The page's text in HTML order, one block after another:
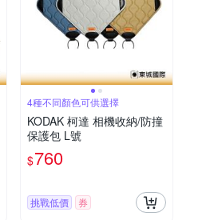
4種不同顏色可供選擇
KODAK 柯達 相機收納/防撞
保護包 L號
$760
挑戰低價 券